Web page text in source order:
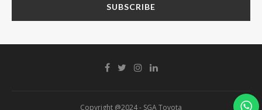
Copyright @2024 - SGA Toyota